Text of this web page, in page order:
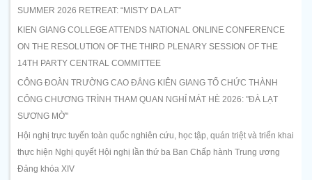
SUMMER 2026 RETREAT: “MISTY DA LAT”
KIEN GIANG COLLEGE ATTENDS NATIONAL ONLINE CONFERENCE
ON THE RESOLUTION OF THE THIRD PLENARY SESSION OF THE
14TH PARTY CENTRAL COMMITTEE
CÔNG ĐOÀN TRƯỜNG CAO ĐẲNG KIÊN GIANG TỔ CHỨC THÀNH
CÔNG CHƯƠNG TRÌNH THAM QUAN NGHỈ MÁT HÈ 2026: "ĐÀ LẠT
SƯƠNG MỜ"
Hội nghị trực tuyến toàn quốc nghiên cứu, học tập, quán triệt và triển khai
thực hiện Nghị quyết Hội nghị lần thứ ba Ban Chấp hành Trung ương
Đảng khóa XIV